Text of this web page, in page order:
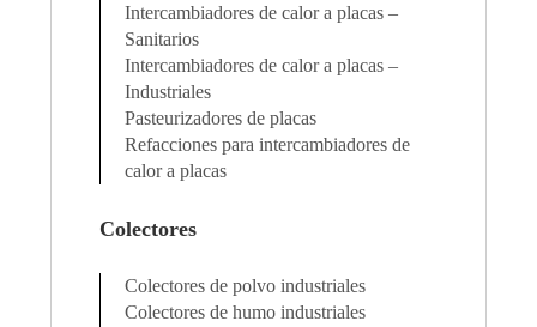
Intercambiadores de calor a placas –
Sanitarios
Intercambiadores de calor a placas –
Industriales
Pasteurizadores de placas
Refacciones para intercambiadores de
calor a placas
Colectores
Colectores de polvo industriales
Colectores de humo industriales